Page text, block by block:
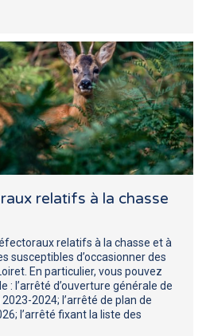
relatifs à la chasse
relatifs à la chasse et à
susceptibles d’occasionner des
En particulier, vous pouvez
: l’arrêté d’ouverture générale de
2024; l’arrêté de plan de
l’arrêté fixant la liste des